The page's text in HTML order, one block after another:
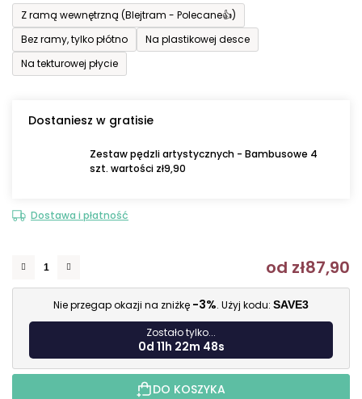
Z ramą wewnętrzną (Blejtram - Polecane👍)
Bez ramy, tylko płótno
Na plastikowej desce
Na tekturowej płycie
Dostaniesz w gratisie
Zestaw pędzli artystycznych - Bambusowe 4
szt. wartości zł9,90
Dostawa i płatność
od zł87,90
Nie przegap okazji na zniżkę -3%. Użyj kodu: SAVE3
Zostało tylko...
0d 11h 22m 47s
DO KOSZYKA